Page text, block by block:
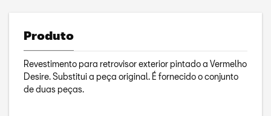
Produto
Revestimento para retrovisor exterior pintado a Vermelho
Desire. Substitui a peça original. É fornecido o conjunto
de duas peças.